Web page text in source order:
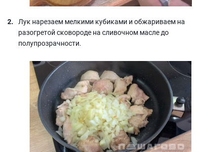
Лук нарезаем мелкими кубиками и обжариваем на
разогретой сковороде на сливочном масле до
полупрозрачности.